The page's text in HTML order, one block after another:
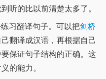
听的比以前清楚太多了。
习翻译句子。可以把剑桥
翻译成汉语，再根据自己
保证句子结构的正确。这
的能力。